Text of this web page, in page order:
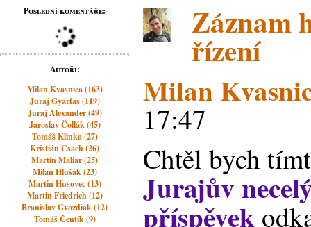
Poslední komentáře:
Autoři:
Milan Kvasnica (163)
Juraj Gyarfas (119)
Juraj Alexander (49)
Jaroslav Čollák (45)
Tomáš Klinka (27)
Kristián Csach (26)
Martin Maliar (25)
Milan Hlušák (23)
Martin Husovec (13)
Martin Friedrich (12)
Branislav Gvozdiak (12)
Tomáš Čentík (9)
Záznam
řízení
Milan
17:47
Chtěl bych
Jurajův
příspěvek